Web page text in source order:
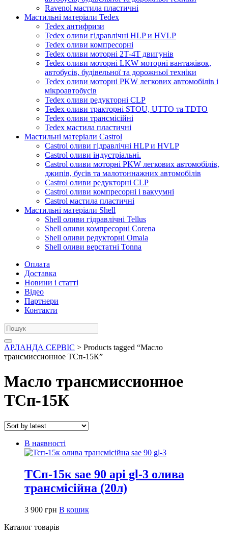
Ravenol мастила пластичні
Мастильні матеріали Tedex
Tedex антифризи
Tedex оливи гідравлічні HLP и HVLP
Tedex оливи компресорні
Tedex оливи моторні 2Т-4Т двигунів
Tedex оливи моторні LKW моторні вантажівок,
автобусів, будівельної та дорожньої техніки
Tedex оливи моторні PKW легкових автомобілів і
мікроавтобусів
Tedex оливи редукторні CLP
Tedex оливи тракторні STOU, UTTO та TDTO
Tedex оливи трансмісійні
Tedex мастила пластичні
Мастильні матеріали Castrol
Castrol оливи гідравлічні HLP и HVLP
Castrol оливи індустріальні.
Castrol оливи моторні PKW легкових автомобілів,
джипів, бусів та малотоннажних автомобілів
Castrol оливи редукторні CLP
Castrol оливи компресорні і вакуумні
Castrol мастила пластичні
Мастильні матеріали Shell
Shell оливи гідравлічні Tellus
Shell оливи компресорні Corena
Shell оливи редукторні Omala
Shell оливи верстатні Tonna
Оплата
Доставка
Новини і статті
Відео
Партнери
Контакти
АРЛАНДА СЕРВІС > Products tagged “Масло
трансмиссионное ТСп-15К”
Масло трансмиссионное
ТСп-15К
В наявності
ТСп-15к sae 90 api gl-3 олива
трансмісійна (20л)
3 900 грн В кошик
Каталог товарів